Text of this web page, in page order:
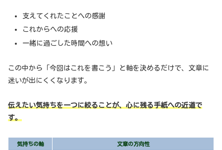
支えてくれたことへの感謝
これからへの応援
一緒に過ごした時間への想い
この中から「今回はこれを書こう」と軸を決めるだけで、文章に
迷いが出にくくなります。
伝えたい気持ちを一つに絞ることが、心に残る手紙への近道で
す。
気持ちの軸 文章の方向性